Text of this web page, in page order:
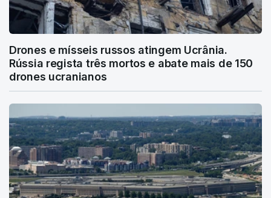
Drones e mísseis russos atingem Ucrânia.
Rússia regista três mortos e abate mais de 150
drones ucranianos